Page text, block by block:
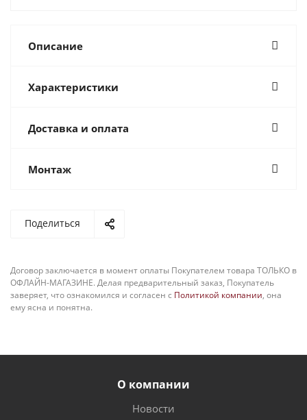
Описание
Характеристики
Доставка и оплата
Монтаж
Поделиться
Договор заключается в момент оплаты Покупателем товара ТОЛЬКО в
ОФЛАЙН-МАГАЗИНЕ. Делая предварительный заказ, Покупатель
заверяет, что ознакомился и согласен с Политикой компании, она
ему ясна и понятна.
О компании
Новости